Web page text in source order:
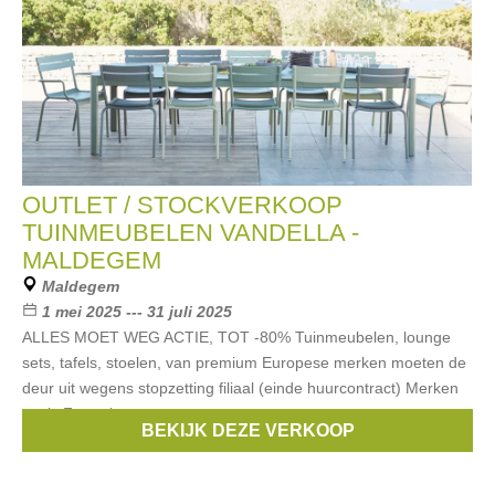
OUTLET / STOCKVERKOOP
TUINMEUBELEN VANDELLA -
MALDEGEM
Maldegem
1 mei 2025 --- 31 juli 2025
ALLES MOET WEG ACTIE, TOT -80% Tuinmeubelen, lounge
sets, tafels, stoelen, van premium Europese merken moeten de
deur uit wegens stopzetting filiaal (einde huurcontract) Merken
zoals Fermob,
Fermob,Emu ,Fast,Glatz,Nardi
BEKIJK DEZE VERKOOP